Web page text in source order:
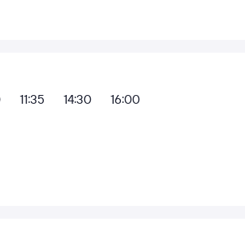
11:35 14:30 16:00